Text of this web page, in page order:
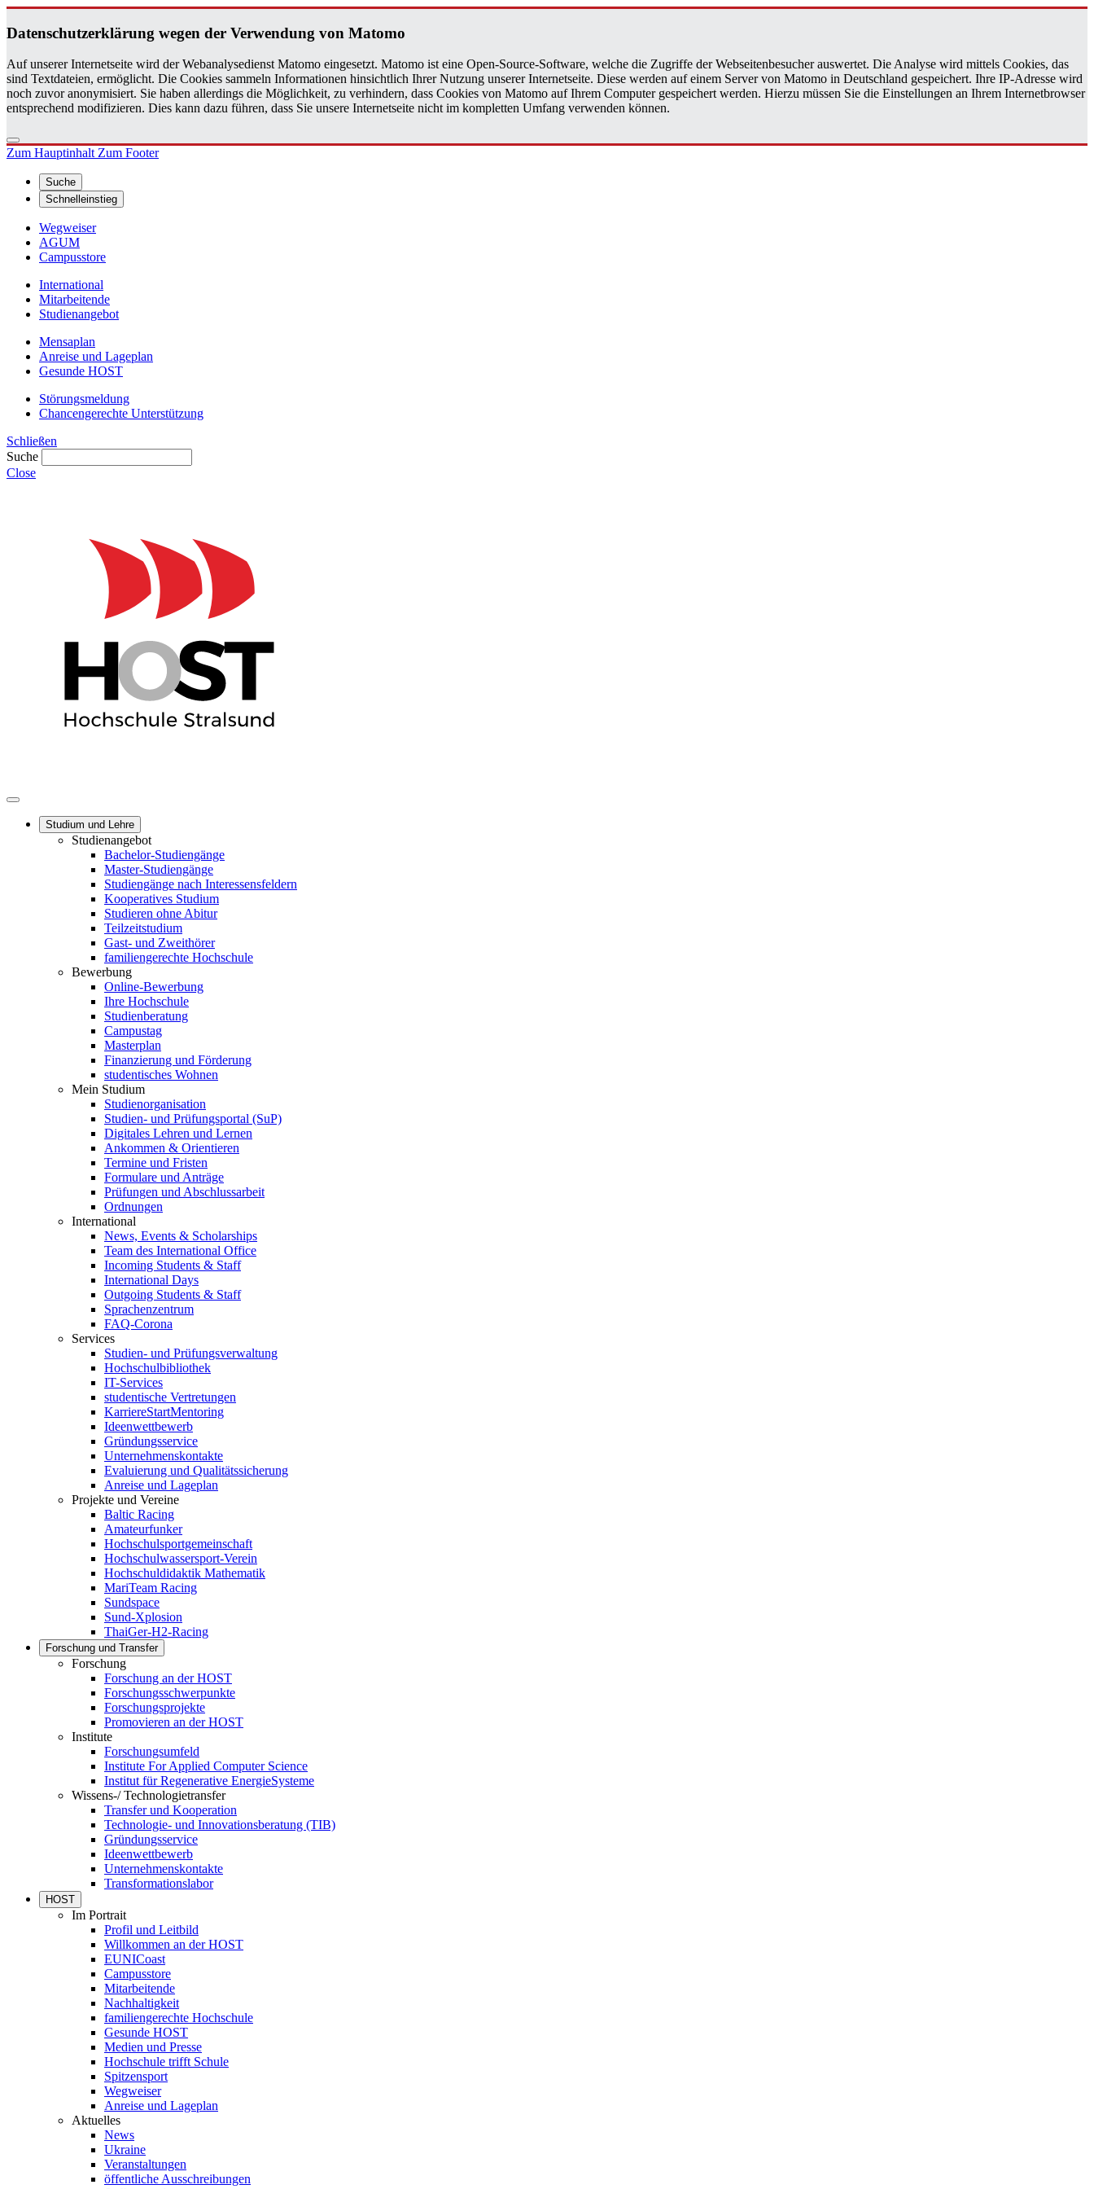
Da­ten­schutz­er­klä­rung wegen der Ver­wen­dung von Ma­to­mo
Auf unserer Internetseite wird der Webanalysedienst Matomo eingesetzt. Matomo ist eine Open-Source-Software, welche die Zugriffe der Webseitenbesucher auswertet. Die Analyse wird mittels Cookies, das
sind Textdateien, ermöglicht. Die Cookies sammeln Informationen hinsichtlich Ihrer Nutzung unserer Internetseite. Diese werden auf einem Server von Matomo in Deutschland gespeichert. Ihre IP-Adresse wird
noch zuvor anonymisiert. Sie haben allerdings die Möglichkeit, zu verhindern, dass Cookies von Matomo auf Ihrem Computer gespeichert werden. Hierzu müssen Sie die Einstellungen an Ihrem Internetbrowser
entsprechend modifizieren. Dies kann dazu führen, dass Sie unsere Internetseite nicht im kompletten Umfang verwenden können.
Zum HauptinhaltZum Footer
Suche
Schnelleinstieg
Wegweiser
AGUM
Campusstore
International
Mitarbeitende
Studienangebot
Mensaplan
Anreise und Lageplan
Gesunde HOST
Störungsmeldung
Chancengerechte Unterstützung
Schließen
Suche
Close
Studium und Lehre
Studienangebot
Bachelor-Studiengänge
Master-Studiengänge
Studiengänge nach Interessensfeldern
Kooperatives Studium
Studieren ohne Abitur
Teilzeitstudium
Gast- und Zweithörer
familiengerechte Hochschule
Bewerbung
Online-Bewerbung
Ihre Hochschule
Studienberatung
Campustag
Masterplan
Finanzierung und Förderung
studentisches Wohnen
Mein Studium
Studienorganisation
Studien- und Prüfungsportal (SuP)
Digitales Lehren und Lernen
Ankommen & Orientieren
Termine und Fristen
Formulare und Anträge
Prüfungen und Abschlussarbeit
Ordnungen
International
News, Events & Scholarships
Team des International Office
Incoming Students & Staff
International Days
Outgoing Students & Staff
Sprachenzentrum
FAQ-Corona
Services
Studien- und Prüfungsverwaltung
Hochschulbibliothek
IT-Services
studentische Vertretungen
KarriereStartMentoring
Ideenwettbewerb
Gründungsservice
Unternehmenskontakte
Evaluierung und Qualitätssicherung
Anreise und Lageplan
Projekte und Vereine
Baltic Racing
Amateurfunker
Hochschulsportgemeinschaft
Hochschulwassersport-Verein
Hochschuldidaktik Mathematik
MariTeam Racing
Sundspace
Sund-Xplosion
ThaiGer-H2-Racing
Forschung und Transfer
Forschung
Forschung an der HOST
Forschungsschwerpunkte
Forschungsprojekte
Promovieren an der HOST
Institute
Forschungsumfeld
Institute For Applied Computer Science
Institut für Regenerative EnergieSysteme
Wissens-/ Technologietransfer
Transfer und Kooperation
Technologie- und Innovationsberatung (TIB)
Gründungsservice
Ideenwettbewerb
Unternehmenskontakte
Transformationslabor
HOST
Im Portrait
Profil und Leitbild
Willkommen an der HOST
EUNICoast
Campusstore
Mitarbeitende
Nachhaltigkeit
familiengerechte Hochschule
Gesunde HOST
Medien und Presse
Hochschule trifft Schule
Spitzensport
Wegweiser
Anreise und Lageplan
Aktuelles
News
Ukraine
Veranstaltungen
öffentliche Ausschreibungen